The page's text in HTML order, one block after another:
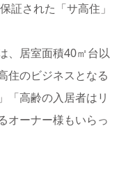
証された「サ高住」
、居室面積40㎡台以
住のビジネスとなる
「高齢の入居者はリ
オーナー様もいらっ